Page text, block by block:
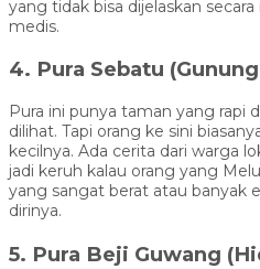
yang tidak bisa dijelaskan
medis.
4. Pura Sebatu
Pura ini punya taman yang rapi
dilihat. Tapi orang ke sini
kecilnya. Ada cerita dari warga
jadi keruh kalau orang yang
yang sangat berat atau banyak
dirinya.
5. Pura Beji Guwang